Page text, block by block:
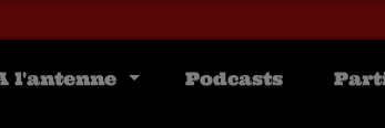
l'antenne Podcasts